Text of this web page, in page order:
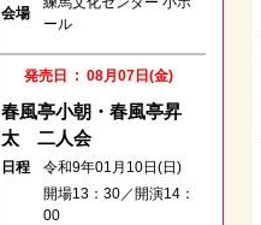
会場
ール
発売日 : 08月07日(金)
春風亭小朝・春風亭昇
太 二人会
日程
令和9年01月10日(日)
開場13：30／開演14：
00